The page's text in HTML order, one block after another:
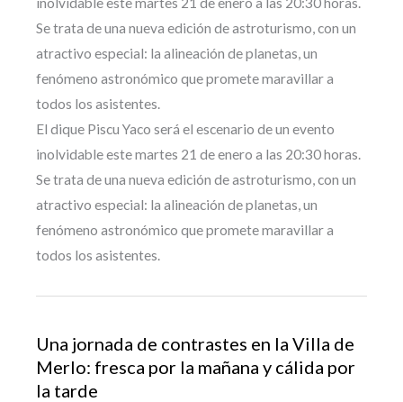
Se trata de una nueva edición de astroturismo, con un
atractivo especial: la alineación de planetas, un
fenómeno astronómico que promete maravillar a
todos los asistentes.
El dique Piscu Yaco será el escenario de un evento
inolvidable este martes 21 de enero a las 20:30 horas.
Se trata de una nueva edición de astroturismo, con un
atractivo especial: la alineación de planetas, un
fenómeno astronómico que promete maravillar a
todos los asistentes.
Una jornada de contrastes en la Villa de
Merlo: fresca por la mañana y cálida por
la tarde